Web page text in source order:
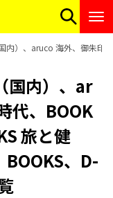
内）、aruco 海外、御朱印
国内）、ar
代、BOOK
旅と健
BOOKS、D-